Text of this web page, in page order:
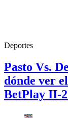
Deportes
Pasto Vs.
dónde ver
BetPlay II-